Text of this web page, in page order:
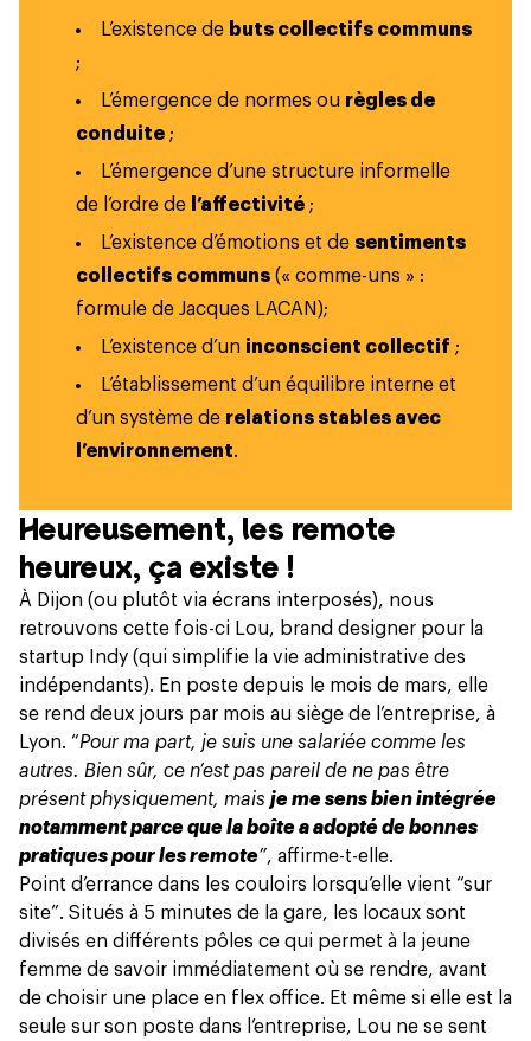
L’existence de buts collectifs communs
;
L’émergence de normes ou règles de
conduite ;
L’émergence d’une structure informelle
de l’ordre de l’affectivité ;
L’existence d’émotions et de sentiments
collectifs communs (« comme-uns » :
formule de Jacques LACAN);
L’existence d’un inconscient collectif ;
L’établissement d’un équilibre interne et
d’un système de relations stables avec
l’environnement.
Heureusement, les remote
heureux, ça existe !
À Dijon (ou plutôt via écrans interposés), nous
retrouvons cette fois-ci Lou, brand designer pour la
startup
Indy (qui simplifie la vie administrative des
indépendants). En poste depuis le mois de mars, elle
se rend deux jours par mois au siège de l’entreprise, à
Lyon. “Pour ma part, je suis une salariée comme les
autres. Bien sûr, ce n’est pas pareil de ne pas être
présent physiquement, mais je me sens bien intégrée
notamment parce que la boîte a adopté de bonnes
pratiques pour les remote”, affirme-t-elle.
Point d’errance dans les couloirs lorsqu’elle vient “sur
site”. Situés à 5 minutes de la gare, les locaux sont
divisés en différents pôles ce qui permet à la jeune
femme de savoir immédiatement où se rendre, avant
de choisir une place en flex office. Et même si elle est la
seule sur son poste dans l’entreprise, Lou ne se sent